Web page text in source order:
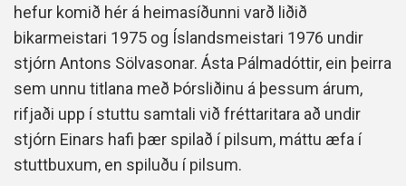
hefur komið hér á heimasíðunni varð liðið
bikarmeistari 1975 og Íslandsmeistari 1976 undir
stjórn Antons Sölvasonar. Ásta Pálmadóttir, ein þeirra
sem unnu titlana með Þórsliðinu á þessum árum,
rifjaði upp í stuttu samtali við fréttaritara að undir
stjórn Einars hafi þær spilað í pilsum, máttu æfa í
stuttbuxum, en spiluðu í pilsum.